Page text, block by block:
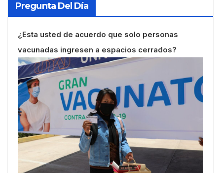
Pregunta Del Día
¿Esta usted de acuerdo que solo personas
vacunadas ingresen a espacios cerrados?